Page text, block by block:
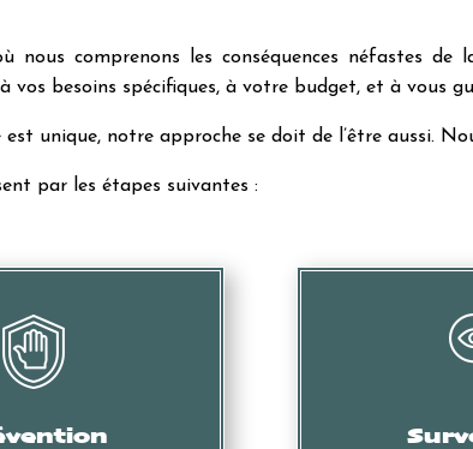
nous comprenons les conséquences néfastes de
vos besoins spécifiques, à votre budget, et à vous
unique, notre approche se doit de l’être aussi.
par les étapes suivantes :
formation, etc. Collecte